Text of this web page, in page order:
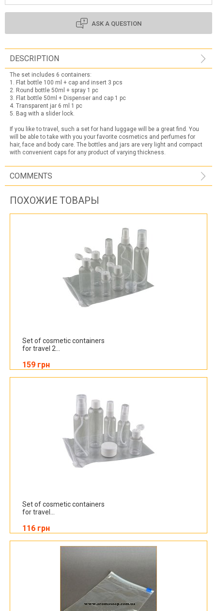
ASK A QUESTION
DESCRIPTION
The set includes 6 containers:
1. Flat bottle 100 ml + cap and insert 3 pcs
2. Round bottle 50ml + spray 1 pc
3. Flat bottle 50ml + Dispenser and cap 1 pc
4. Transparent jar 6 ml 1 pc
5. Bag with a slider lock.
If you like to travel, such a set for hand luggage will be a great find. You
will be able to take with you your favorite cosmetics and perfumes for
hair, face and body care. The bottles and jars are very light and compact
with convenient caps for any product of varying thickness.
COMMENTS
ПОХОЖИЕ ТОВАРЫ
Set of cosmetic containers
for travel 2...
159 грн
Set of cosmetic containers
for travel...
116 грн